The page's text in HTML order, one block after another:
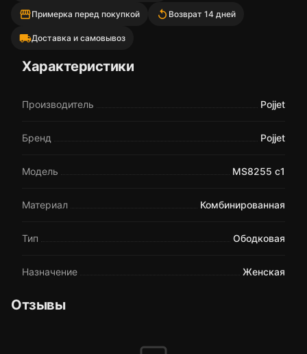
storefrontПримерка перед покупкой replay Возврат 14 дней
local_shippingДоставка и самовывоз
Характеристики
Производитель Pojjet
Бренд Pojjet
Модель MS8255 c1
Материал Комбинированная
Тип Ободковая
Назначение Женская
Отзывы